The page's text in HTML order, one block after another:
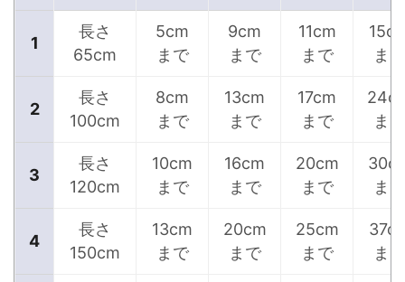
1
長さ
65cm
5cm
まで
9cm
まで
11cm
まで
まで
2
長さ
100cm
8cm
まで
13cm
まで
17cm
まで
まで
3
長さ
120cm
10cm
まで
16cm
まで
20cm
まで
まで
4
長さ
150cm
13cm
まで
20cm
まで
25cm
まで
まで